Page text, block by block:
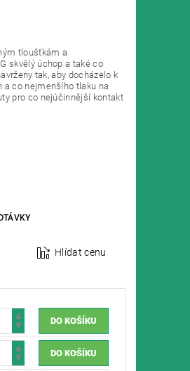
tloušťkám a
skvělý úchop a také co
tak, aby docházelo k
a co nejmenšího tlaku na
pro co nejúčinnější kontakt
Hlídat cenu